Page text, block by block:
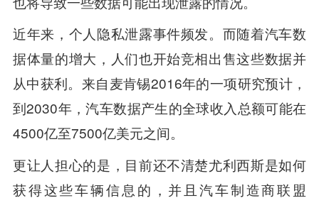
近年来，个人隐私泄露事件频发。而随着汽车数
据体量的增大，人们也开始竞相出售这些数据并
从中获利。来自麦肯锡2016年的一项研究预计，
到2030年，汽车数据产生的全球收入总额可能在
4500亿至7500亿美元之间。
更让人担心的是，目前还不清楚尤利西斯是如何
获得这些车辆信息的，并且汽车制造商联盟